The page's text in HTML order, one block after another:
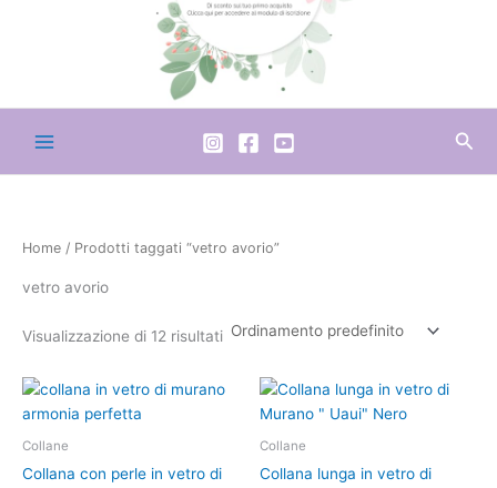
Home / Prodotti taggati “vetro avorio”
vetro avorio
Visualizzazione di 12 risultati
Collane
Collana con perle in vetro di
Collane
Collana lunga in vetro di